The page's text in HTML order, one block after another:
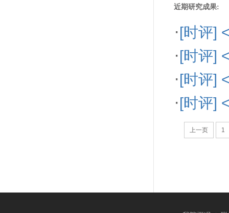
近期研究成果:
·[时评]
·[时评]
·[时评]
·[时评]
上一页 1